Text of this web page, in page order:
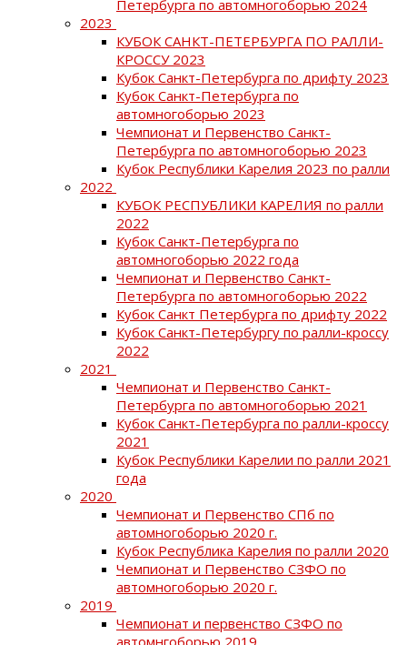
Петербурга по автомногоборью 2024
2023
КУБОК САНКТ-ПЕТЕРБУРГА ПО РАЛЛИ-
КРОССУ 2023
Кубок Санкт-Петербурга по дрифту 2023
Кубок Санкт-Петербурга по
автомногоборью 2023
Чемпионат и Первенство Санкт-
Петербурга по автомногоборью 2023
Кубок Республики Карелия 2023 по ралли
2022
КУБОК РЕСПУБЛИКИ КАРЕЛИЯ по ралли
2022
Кубок Санкт-Петербурга по
автомногоборью 2022 года
Чемпионат и Первенство Санкт-
Петербурга по автомногоборью 2022
Кубок Санкт Петербурга по дрифту 2022
Кубок Санкт-Петербургу по ралли-кроссу
2022
2021
Чемпионат и Первенство Санкт-
Петербурга по автомногоборью 2021
Кубок Санкт-Петербурга по ралли-кроссу
2021
Кубок Республики Карелии по ралли 2021
года
2020
Чемпионат и Первенство СПб по
автомногоборью 2020 г.
Кубок Республика Карелия по ралли 2020
Чемпионат и Первенство СЗФО по
автомногоборью 2020 г.
2019
Чемпионат и первенство СЗФО по
автомнгоборью 2019